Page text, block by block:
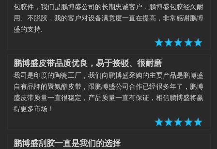
包胶件，我们是鹏博盛公司的长期忠诚客户，鹏博盛包胶经久耐
用、不脱胶，我的客户对设备满意度一直在提高，非常感谢鹏博
盛的支持.
鹏博盛皮带品质优良，易于接驳、很耐磨
我司是印度的陶瓷工厂，我们向鹏博盛采购的主要产品是鹏博盛
自有品牌的聚氨酯皮带，跟鹏博盛公司合作已经很多年了，鹏博
盛皮带质量一直很稳定，产品质量一直有保证，相信鹏博盛将赢
得更多市场！
鹏博盛刮胶一直是我们的选择